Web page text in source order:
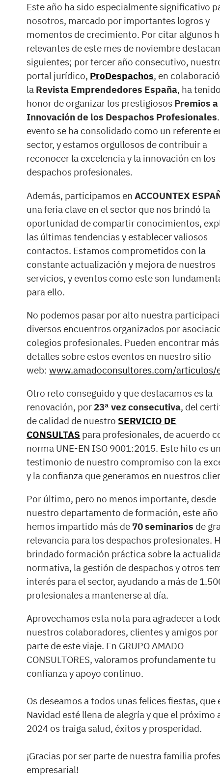
Este año ha sido especialmente significativo
nosotros, marcado por importantes logros y
momentos de crecimiento. Por citar algunos
relevantes de este mes de noviembre
siguientes; por tercer año consecutivo,
portal jurídico, ProDespachos, en
la Revista Emprendedores España, ha
honor de organizar los prestigiosos Premios
Innovación de los Despachos Profesionales
evento se ha consolidado como un referente
sector, y estamos orgullosos de contribuir a
reconocer la excelencia y la innovación en los
despachos profesionales.
Además, participamos enACCOUNTEX
una feria clave en el sector que nos brindó la
oportunidad de compartir conocimientos,
las últimas tendencias y establecer valiosos
contactos. Estamos comprometidos con la
constante actualización y mejora de nuestros
servicios, y eventos como este son
para ello.
No podemos pasar por alto nuestra
diversos encuentros organizados por
colegios profesionales. Pueden encontrar más
detalles sobre estos eventos en nuestro sitio
web:www.amadoconsultores.com/articulos/
Otro reto conseguido y que destacamos es la
renovación, por 23ª vez consecutiva, del
de calidad de nuestro SERVICIO DE
CONSULTAS para profesionales, de acuerdo
norma UNE-EN ISO 9001:2015. Este hito es
testimonio de nuestro compromiso con la
y la confianza que generamos en nuestros
Por último, pero no menos importante, desde
nuestro departamento de formación, este
hemos impartido más de 70 seminarios de
relevancia para los despachos profesionales.
brindado formación práctica sobre la
normativa, la gestión de despachos y otros
interés para el sector, ayudando a más de
profesionales a mantenerse al día.
Aprovechamos esta nota para agradecer a
nuestros colaboradores, clientes y amigos por
parte de este viaje. En GRUPO AMADO
CONSULTORES, valoramos profundamente tu
confianza y apoyo continuo.
Os deseamos a todos unas felices fiestas, que
Navidad esté llena de alegría y que el próximo
2024 os traiga salud, éxitos y prosperidad.
¡Gracias por ser parte de nuestra familia
empresarial!